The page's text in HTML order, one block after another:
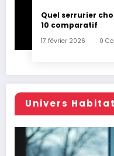
Quel serrurier
10 comparatif
17 février 2026 0
Univers